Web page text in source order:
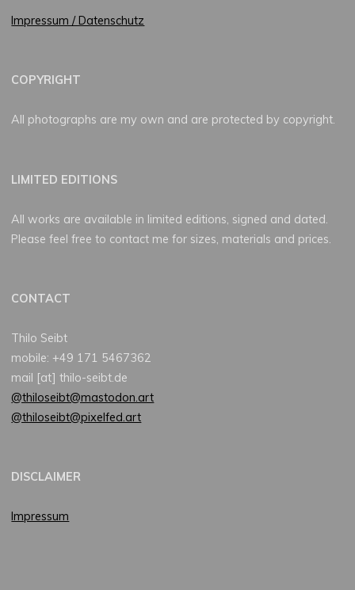
Impressum / Datenschutz
COPYRIGHT
All photographs are my own and are protected by copyright.
LIMITED EDITIONS
All works are available in limited editions, signed and dated.
Please feel free to contact me for sizes, materials and prices.
CONTACT
Thilo Seibt
mobile: +49 171 5467362
mail [at] thilo-seibt.de
@thiloseibt@mastodon.art
@thiloseibt@pixelfed.art
DISCLAIMER
Impressum